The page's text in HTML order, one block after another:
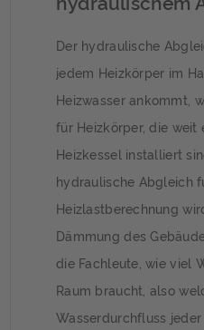
Der hydraulische
jedem Heizkörper im
Heizwasser ankommt,
für Heizkörper, die weit
Heizkessel installiert
hydraulische Abgleich
Heizlastberechnung
Dämmung des
die Fachleute, wie viel
Raum braucht, also
Wasserdurchfluss